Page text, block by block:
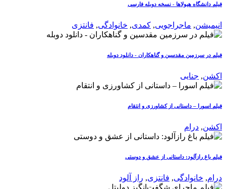
فیلم دانشگاه هیولاها - نسخه دوبله فارسی
انیمیشن, ماجراجویی, کمدی, خانوادگی, فانتزی
فیلم در سرزمین مقدسین و گناهکاران - دانلود دوبله
اکشن, جنایی
فیلم اسورا – داستانی از کشاورزی و انتقام
اکشن, درام
فیلم باغ رازآلود: داستانی از عشق و دوستی
درام, خانوادگی, فانتزی, راز آلود